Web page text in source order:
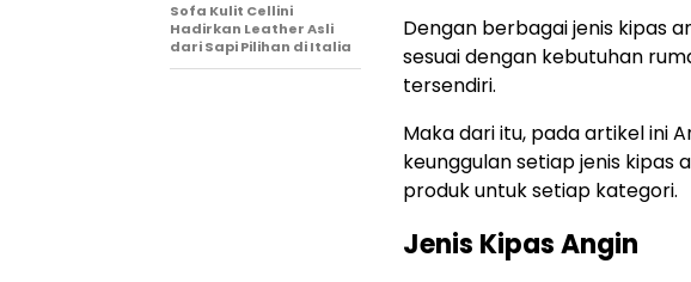
Dengan berbagai jenis kipas
sesuai dengan kebutuhan
tersendiri.
Maka dari itu, pada artikel ini
keunggulan setiap jenis kipas
produk untuk setiap kategori.
Jenis Kipas Angin
Sofa Kulit Cellini
Hadirkan Leather Asli
dari Sapi Pilihan di Italia